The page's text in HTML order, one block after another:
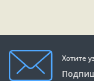
Хотите